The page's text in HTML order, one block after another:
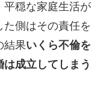
平穏な家庭生活が
側はその責任を
結果いくら不倫を
成立してしまう